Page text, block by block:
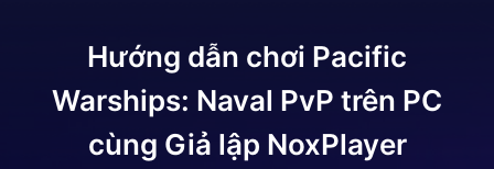
Hướng dẫn chơi Pacific
Warships: Naval PvP trên PC
cùng Giả lập NoxPlayer